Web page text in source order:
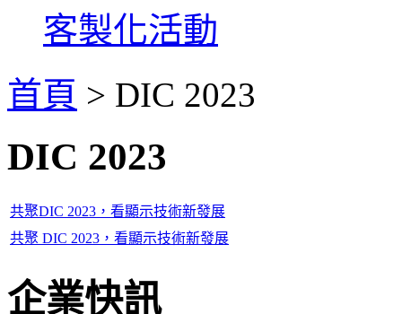
客製化活動
首頁 > DIC 2023
DIC 2023
共聚DIC 2023，看顯示技術新發展
共聚 DIC 2023，看顯示技術新發展
企業快訊